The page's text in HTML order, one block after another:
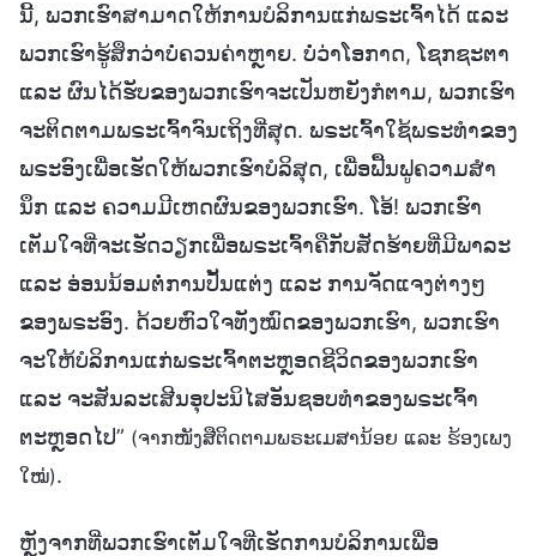
ນີ້, ພວກເຮົາສາມາດໃຫ້ການບໍລິການແກ່ພຣະເຈົ້າໄດ້ ແລະ
ພວກເຮົາຮູ້ສຶກວ່າບໍ່ຄວນຄ່າຫຼາຍ. ບໍ່ວ່າໂອກາດ, ໂຊກຊະຕາ
ແລະ ຜົນໄດ້ຮັບຂອງພວກເຮົາຈະເປັນຫຍັງກໍຕາມ, ພວກເຮົາ
ຈະຕິດຕາມພຣະເຈົ້າຈົນເຖິງທີ່ສຸດ. ພຣະເຈົ້າໃຊ້ພຣະທໍາຂອງ
ພຣະອົງເພື່ອເຮັດໃຫ້ພວກເຮົາບໍລິສຸດ, ເພື່ອຟື້ນຟູຄວາມສໍາ
ນຶກ ແລະ ຄວາມມີເຫດຜົນຂອງພວກເຮົາ. ໂອ້! ພວກເຮົາ
ເຕັມໃຈທີ່ຈະເຮັດວຽກເພື່ອພຣະເຈົ້າຄືກັບສັດຮ້າຍທີ່ມີພາລະ
ແລະ ອ່ອນນ້ອມຕໍ່ການປັ້ນແຕ່ງ ແລະ ການຈັດແຈງຕ່າງໆ
ຂອງພຣະອົງ. ດ້ວຍຫົວໃຈທັງໝົດຂອງພວກເຮົາ, ພວກເຮົາ
ຈະໃຫ້ບໍລິການແກ່ພຣະເຈົ້າຕະຫຼອດຊີວິດຂອງພວກເຮົາ
ແລະ ຈະສັນລະເສີນອຸປະນິໄສອັນຊອບທໍາຂອງພຣະເຈົ້າ
ຕະຫຼອດໄປ” (ຈາກໜັງສືຕິດຕາມພຣະເມສານ້ອຍ ແລະ ຮ້ອງເພງ
ໃໝ່).
ຫຼັງຈາກທີ່ພວກເຮົາເຕັມໃຈທີ່ເຮັດການບໍລິການເພື່ອ